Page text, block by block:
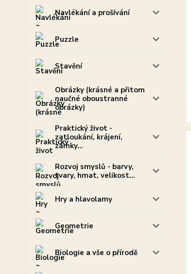
Navlékání a prošívání
Puzzle
Stavění
Obrázky (krásné a přitom
naučné oboustranné
obrázky)
Praktický život -
zatloukání, krájení,
zámky...
Rozvoj smyslů - barvy,
tvary, hmat, velikost...
Hry a hlavolamy
Geometrie
Biologie a vše o přírodě